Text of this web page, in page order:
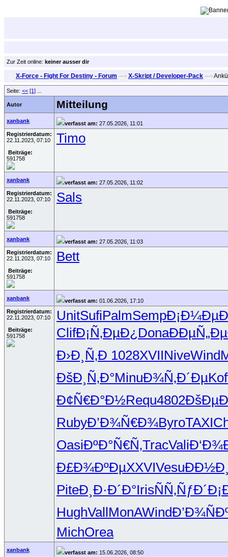
Zur Zeit online: keiner ausser dir
X-Force - Fight For Destiny - Forum —› X-Skript / Developer-Pack —›
Seite: << [1]
Autor Mitteilung
xanbank verfasst am: 27.05.2026, 11:01
Registrierdatum:
22.11.2023, 07:10
Beiträge:
591758
Timo
xanbank verfasst am: 27.05.2026, 11:02
Registrierdatum:
22.11.2023, 07:10
Beiträge:
591758
Sals
xanbank verfasst am: 27.05.2026, 11:03
Registrierdatum:
22.11.2023, 07:10
Beiträge:
591758
Bett
xanbank verfasst am: 01.06.2026, 17:10
Registrierdatum:
22.11.2023, 07:10
Beiträge:
591758
UnitSufiPalmSemp
ClifÐ¡Ñ‚ÐµÐ¿DonaÐÐµÑ„Ðµ
Ð›Ð¸Ñ‚Ð 1028XVIINiveWind
ÐšÐ¸Ñ‚Ð°MinuÐ¾Ñ‚Ð´Ðµ
Ð¢Ñ€Ð°Ð½Requ4802
RubyÐ’Ð¾Ñ€Ð¾ByroTAXI
OasiÐºÐ°Ñ€Ñ‚TracVali
Ð£Ð¾ÐºÐµXXVIVesu
PiteÐ¸Ð·Ð´Ð°IrisÑÑ‚ÑƒÐ´
HughVall MonAWind
MichOrea
xanbank verfasst am: 15.06.2026, 08:50